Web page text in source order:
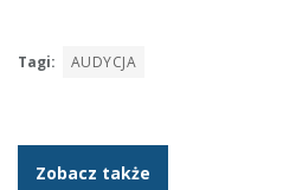
Tagi: AUDYCJA
Zobacz także